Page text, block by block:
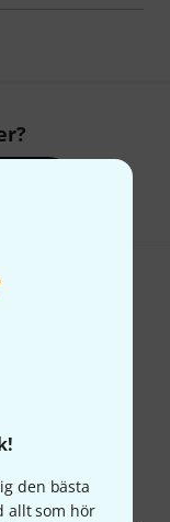
den bästa
allt som hör
engelska och
värd